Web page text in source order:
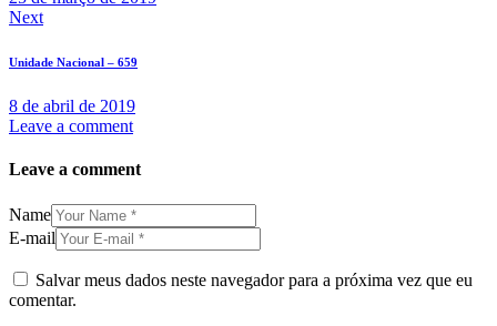
Next
Unidade Nacional – 659
8 de abril de 2019
Leave a comment
Leave a comment
Name
E-mail
Salvar meus dados neste navegador para a próxima vez que eu
comentar.